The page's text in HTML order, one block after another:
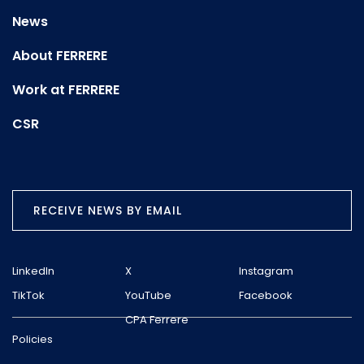
News
About FERRERE
Work at FERRERE
CSR
RECEIVE NEWS BY EMAIL
LinkedIn X
Instagram
TikTok
YouTube Facebook
Policies
CPA Ferrere